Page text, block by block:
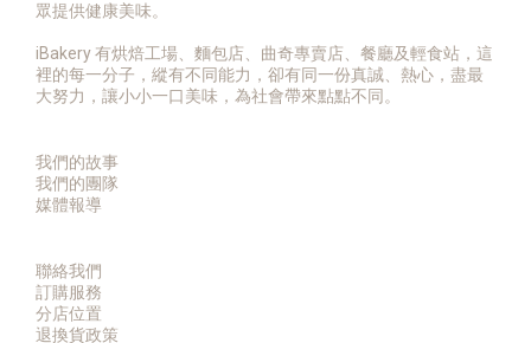
眾提供健康美味。
iBakery 有烘焙工場、麵包店、曲奇專賣店、餐廳及輕食站，這
裡的每一分子，縱有不同能力，卻有同一份真誠、熱心，盡最
大努力，讓小小一口美味，為社會帶來點點不同。
我們的故事
我們的團隊
媒體報導
聯絡我們
訂購服務
分店位置
退換貨政策